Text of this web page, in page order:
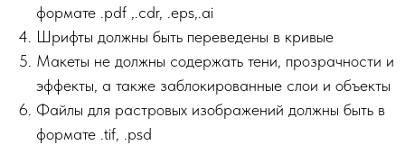
формате .pdf ,.сdr, .eps,.ai
Шрифты должны быть переведены в кривые
Макеты не должны содержать тени, прозрачности и
эффекты, а также заблокированные слои и объекты
Файлы для растровых изображений должны быть в
формате .tif, .psd